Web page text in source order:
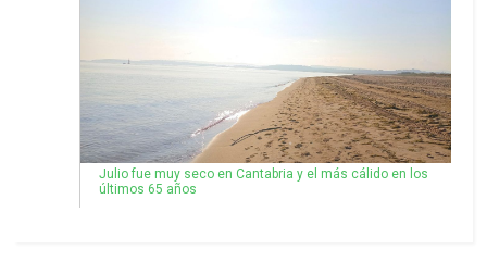
Julio fue muy seco en Cantabria y el más cálido en los
últimos 65 años